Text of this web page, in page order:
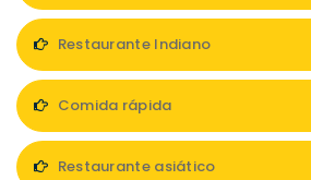
Restaurante Indiano
Comida rápida
Restaurante asiático